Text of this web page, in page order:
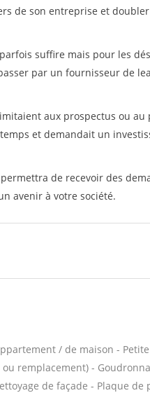
de son entreprise et
suffire mais pour les
par un fournisseur de
aux prospectus ou au
et demandait un
de recevoir des
avenir à votre société.
/ de maison -
remplacement) -
de façade - Plaque de